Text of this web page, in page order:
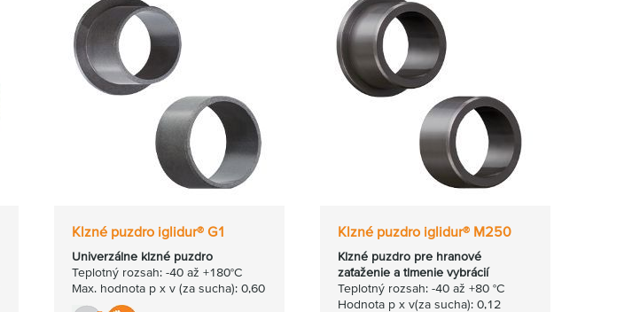
Klzné puzdro iglidur® G1
Univerzálne klzné puzdro
Teplotný rozsah: -40 až +180°C
Max. hodnota p x v (za sucha): 0,60
Klzné puzdro iglidur® M250
Klzné puzdro pre hranové
zaťaženie a tlmenie vybrácií
Teplotný rozsah: -40 až +80 °C
Hodnota p x v(za sucha): 0,12